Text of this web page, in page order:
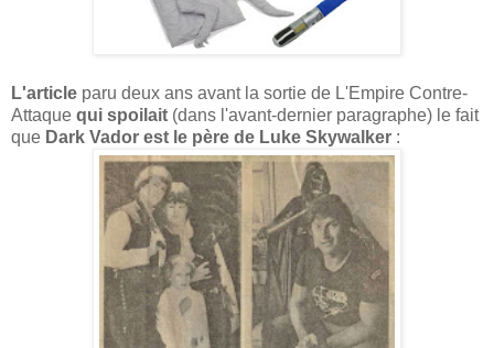
L'article paru deux ans avant la sortie de L'Empire Contre-
Attaque qui spoilait (dans l'avant-dernier paragraphe) le fait
que Dark Vador est le père de Luke Skywalker :